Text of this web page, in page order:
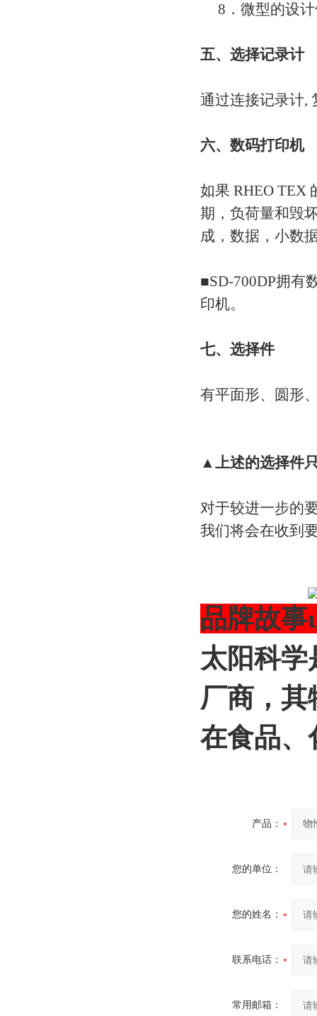
8．微型的设计
五、选择记录计
通过连接记录计,
六、数码打印机
如果 RHEO TEX
期，负荷量和毁
成，数据，小数
■SD-700DP拥有
印机。
七、选择件
有平面形、圆形
▲上述的选择件
对于较进一步的
我们将会在收到
品牌故事
太阳科学
厂商，其
在食品、
产品：
您的单位：
您的姓名：
联系电话：
常用邮箱：